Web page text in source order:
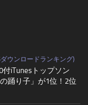
ダウンロードランキング)
付iTunesトップソン
踊り子」が1位！2位